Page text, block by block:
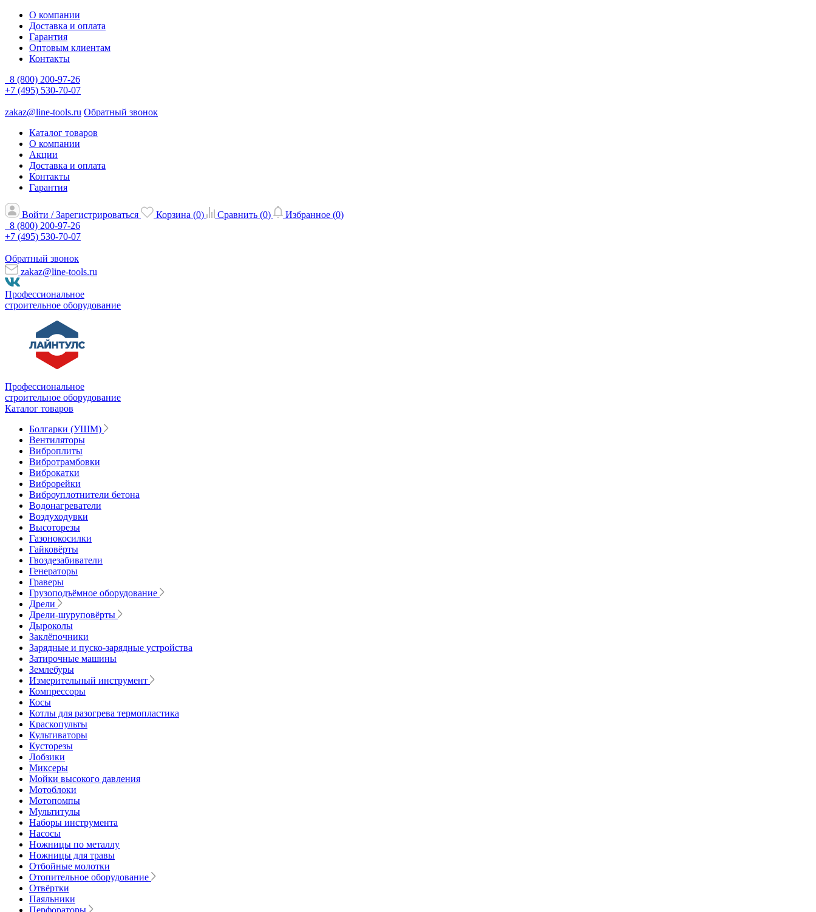
О компании
Доставка и оплата
Гарантия
Оптовым клиентам
Контакты
8 (800) 200-97-26
+7 (495) 530-70-07
zakaz@line-tools.ru Обратный звонок
Каталог товаров
О компании
Акции
Доставка и оплата
Контакты
Гарантия
Войти / Зарегистрироваться Корзина (0) Сравнить (0) Избранное (0)
8 (800) 200-97-26
+7 (495) 530-70-07
Обратный звонок
zakaz@line-tools.ru
Профессиональное
строительное оборудование
Профессиональное
строительное оборудование
Каталог товаров
Болгарки (УШМ)
Вентиляторы
Виброплиты
Вибротрамбовки
Виброкатки
Виброрейки
Виброуплотнители бетона
Водонагреватели
Воздуходувки
Высоторезы
Газонокосилки
Гайковёрты
Гвоздезабиватели
Генераторы
Граверы
Грузоподъёмное оборудование
Дрели
Дрели-шуруповёрты
Дыроколы
Заклёпочники
Зарядные и пуско-зарядные устройства
Затирочные машины
Землебуры
Измерительный инструмент
Компрессоры
Косы
Котлы для разогрева термопластика
Краскопульты
Культиваторы
Кусторезы
Лобзики
Миксеры
Мойки высокого давления
Мотоблоки
Мотопомпы
Мультитулы
Наборы инструмента
Насосы
Ножницы по металлу
Ножницы для травы
Отбойные молотки
Отопительное оборудование
Отвёртки
Паяльники
Перфораторы